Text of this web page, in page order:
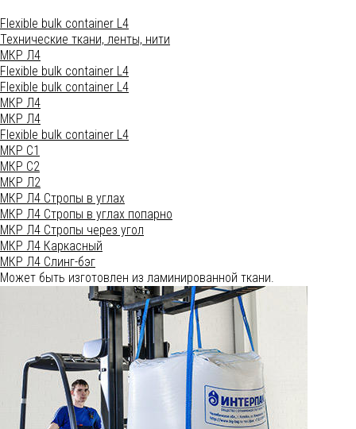
Flexible bulk container L4
Технические ткани, ленты, нити
МКР Л4
Flexible bulk container L4
Flexible bulk container L4
МКР Л4
МКР Л4
Flexible bulk container L4
МКР С1
МКР С2
МКР Л2
МКР Л4 Стропы в углах
МКР Л4 Стропы в углах попарно
МКР Л4 Стропы через угол
МКР Л4 Каркасный
МКР Л4 Слинг-бэг
Может быть изготовлен из ламинированной ткани.